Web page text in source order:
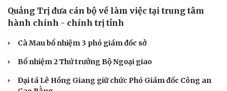
PHÁP LUẬT
hơn 210 kg vật liệu nổ
2 đối tượng lừa đảo hơn 7 tỷ đồng bằng thủ đoạn "vay